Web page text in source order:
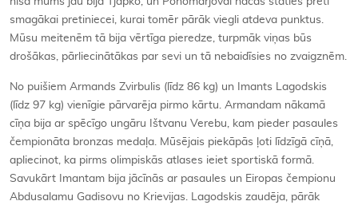
smagākai pretiniecei, kurai tomēr pārāk viegli atdeva punktus.
Mūsu meitenēm tā bija vērtīga pieredze, turpmāk viņas būs
drošākas, pārliecinātākas par sevi un tā nebaidīsies no zvaigznēm.
No puišiem Armands Zvirbulis (līdz 86 kg) un Imants Lagodskis
(līdz 97 kg) vienīgie pārvarēja pirmo kārtu. Armandam nākamā
cīņa bija ar spēcīgo ungāru Ištvanu Verebu, kam pieder pasaules
čempionāta bronzas medaļa. Mūsējais piekāpās ļoti līdzīgā cīņā,
apliecinot, ka pirms olimpiskās atlases ieiet sportiskā formā.
Savukārt Imantam bija jācīnās ar pasaules un Eiropas čempionu
Abdusalamu Gadisovu no Krievijas. Lagodskis zaudēja, pārāk